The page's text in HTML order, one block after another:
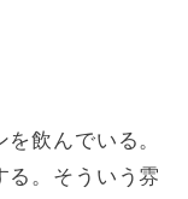
飲んでいる。
る。そういう雰